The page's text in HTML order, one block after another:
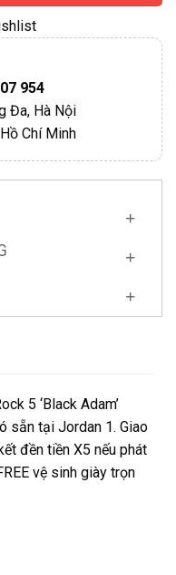
954
Đa, Hà Nội
Chí Minh
5 ‘Black Adam’
sẵn tại Jordan 1. Giao
đền tiền X5 nếu phát
vệ sinh giày trọn